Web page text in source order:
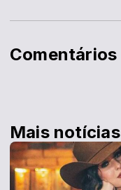
Comentários
Mais notícias